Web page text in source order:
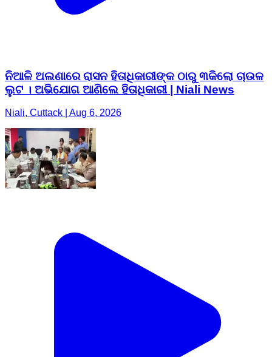
ନିଆଳି ଅଲଣାରେ ରାସନ ହିତାଧିକାରୀଙ୍କ ଠାରୁ ୩କିଲୋ ଚାଉଳ
ଲୁଟ । ଅଭିଯୋଗ ଆଣିଲେ ହିତାଧିକାରୀ | Niali News
Niali, Cuttack | Aug 6, 2026